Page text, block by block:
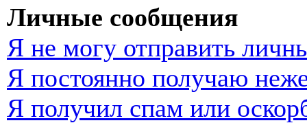
Личные сообщения
Я не могу отправить
Я постоянно получаю
Я получил спам или